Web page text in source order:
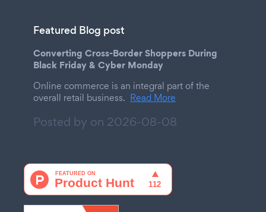
Featured Blog post
Converting Cross-Border Shoppers During
Black Friday & Cyber Monday
Online commerce is an integral part of the
overall retail business. Read More
Posted by on 2026-08-08